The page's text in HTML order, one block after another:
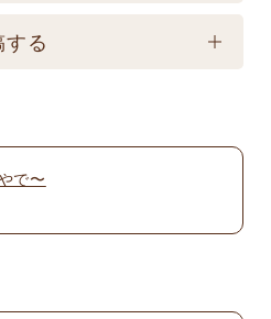
イメージとなり変更にな
さい。 ※人気商品の為、急
下さい。
ちら
る
で〜